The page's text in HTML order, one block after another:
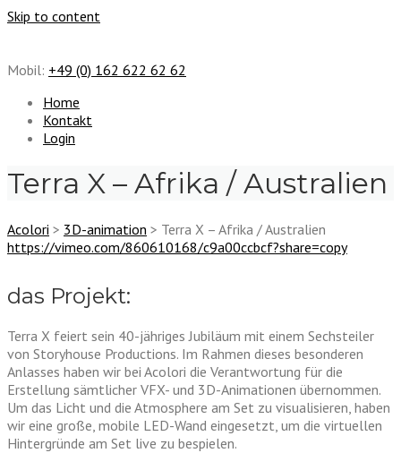
Skip to content
Mobil: +49 (0) 162 622 62 62
Home
Kontakt
Login
Terra X – Afrika / Australien
Acolori > 3D-animation > Terra X – Afrika / Australien
https://vimeo.com/860610168/c9a00ccbcf?share=copy
das Projekt:
Terra X feiert sein 40-jähriges Jubiläum mit einem Sechsteiler
von Storyhouse Productions. Im Rahmen dieses besonderen
Anlasses haben wir bei Acolori die Verantwortung für die
Erstellung sämtlicher VFX- und 3D-Animationen übernommen.
Um das Licht und die Atmosphere am Set zu visualisieren, haben
wir eine große, mobile LED-Wand eingesetzt, um die virtuellen
Hintergründe am Set live zu bespielen.